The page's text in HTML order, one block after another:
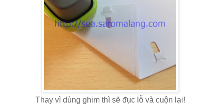
Thay vì dùng ghim thì sẽ đục lỗ và cuộn lại!